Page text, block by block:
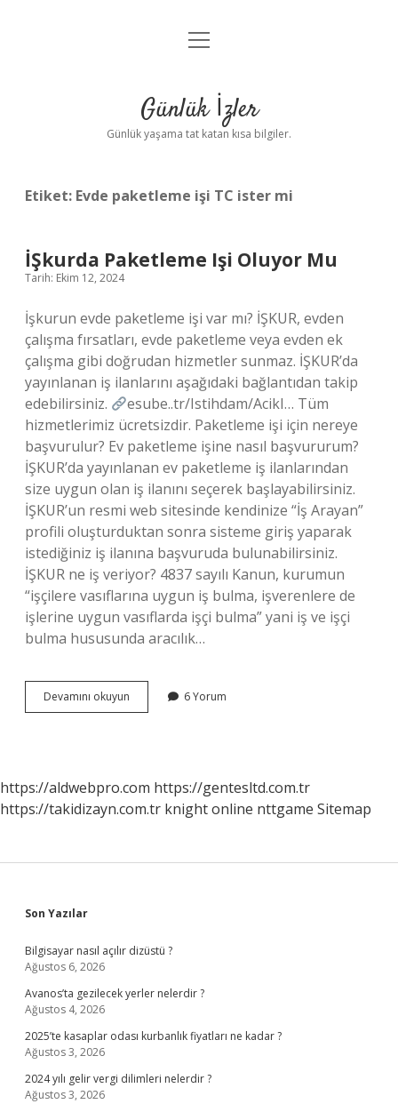
Anasayfa
Yasal Uyarı
menüyü
Günlük İzler
Günlük yaşama tat katan kısa bilgiler.
Etiket: Evde paketleme işi TC ister mi
İŞkurda Paketleme Işi Oluyor Mu
Tarih: Ekim 12, 2024
İşkurun evde paketleme işi var mı? İŞKUR, evden
çalışma fırsatları, evde paketleme veya evden ek
çalışma gibi doğrudan hizmetler sunmaz. İŞKUR’da
yayınlanan iş ilanlarını aşağıdaki bağlantıdan takip
edebilirsiniz.
esube..tr/Istihdam/AcikI… Tüm
hizmetlerimiz ücretsizdir. Paketleme işi için nereye
başvurulur? Ev paketleme işine nasıl başvururum?
İŞKUR’da yayınlanan ev paketleme iş ilanlarından
size uygun olan iş ilanını seçerek başlayabilirsiniz.
İŞKUR’un resmi web sitesinde kendinize “İş Arayan”
profili oluşturduktan sonra sisteme giriş yaparak
istediğiniz iş ilanına başvuruda bulunabilirsiniz.
İŞKUR ne iş veriyor? 4837 sayılı Kanun, kurumun
“işçilere vasıflarına uygun iş bulma, işverenlere de
işlerine uygun vasıflarda işçi bulma” yani iş ve işçi
bulma hususunda aracılık…
Devamını okuyun
Paketleme
6 Yorum
https://aldwebpro.com https://gentesltd.com.tr
https://takidizayn.com.tr knight online nttgame Sitemap
Sidebar
Son Yazılar
Bilgisayar nasıl açılır dizüstü ?
Ağustos 6, 2026
Avanos’ta gezilecek yerler nelerdir ?
Ağustos 4, 2026
2025’te kasaplar odası kurbanlık fiyatları ne kadar ?
Ağustos 3, 2026
2024 yılı gelir vergi dilimleri nelerdir ?
Ağustos 3, 2026